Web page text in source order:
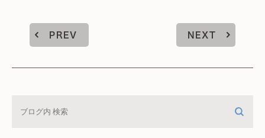
PREV NEXT